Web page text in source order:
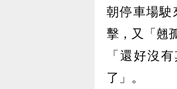
朝停車場駛
擊，又「翹
「還好沒
了」。